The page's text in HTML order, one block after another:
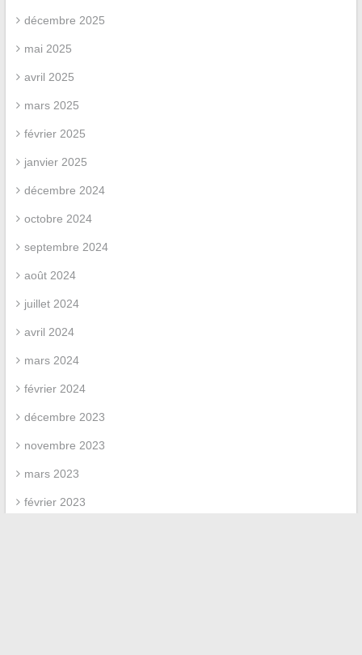
décembre 2025
mai 2025
avril 2025
mars 2025
février 2025
janvier 2025
décembre 2024
octobre 2024
septembre 2024
août 2024
juillet 2024
avril 2024
mars 2024
février 2024
décembre 2023
novembre 2023
mars 2023
février 2023